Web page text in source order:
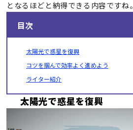
となるほどと納得できる内容ですね。
目次
太陽光で惑星を復興
コツを掴んで効率よく進めよう
ライター紹介
太陽光で惑星を復興